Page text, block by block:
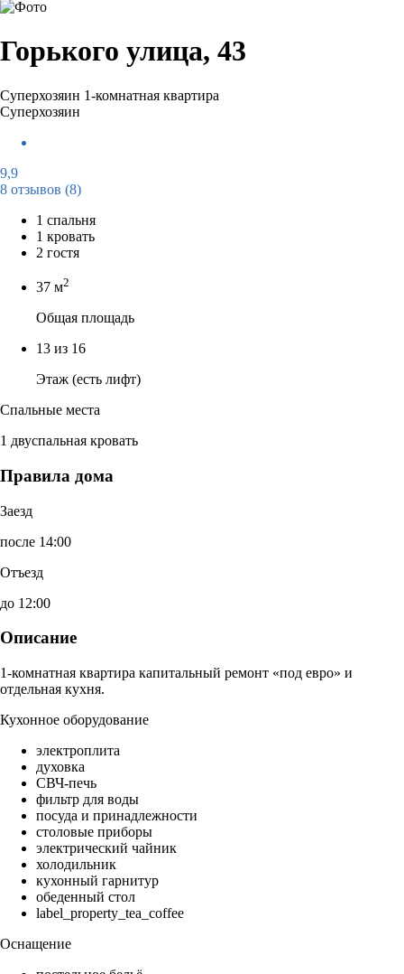
Горького улица, 43
Суперхозяин 1-комнатная квартира
Суперхозяин
9,9
8 отзывов (8)
1 спальня
1 кровать
2 гостя
37 м2
Общая площадь
13 из 16
Этаж (есть лифт)
Спальные места
1 двуспальная кровать
Правила дома
Заезд
после 14:00
Отъезд
до 12:00
Описание
1-комнатная квартира капитальный ремонт «под евро» и
отдельная кухня.
Кухонное оборудование
электроплита
духовка
СВЧ-печь
фильтр для воды
посуда и принадлежности
столовые приборы
электрический чайник
холодильник
кухонный гарнитур
обеденный стол
label_property_tea_coffee
Оснащение